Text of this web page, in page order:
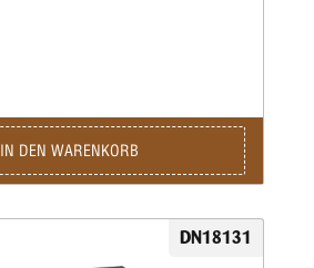
IN DEN WARENKORB
DN18131